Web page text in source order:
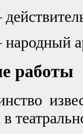
народный
работы